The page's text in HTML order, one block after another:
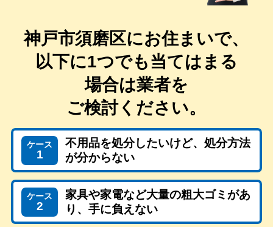
神戸市須磨区にお住まいで、
以下に1つでも当てはまる
場合は業者を
ご検討ください。
ケース
1
不用品を処分したいけど、処分方法
が分からない
ケース
2
家具や家電など大量の粗大ゴミがあ
り、手に負えない